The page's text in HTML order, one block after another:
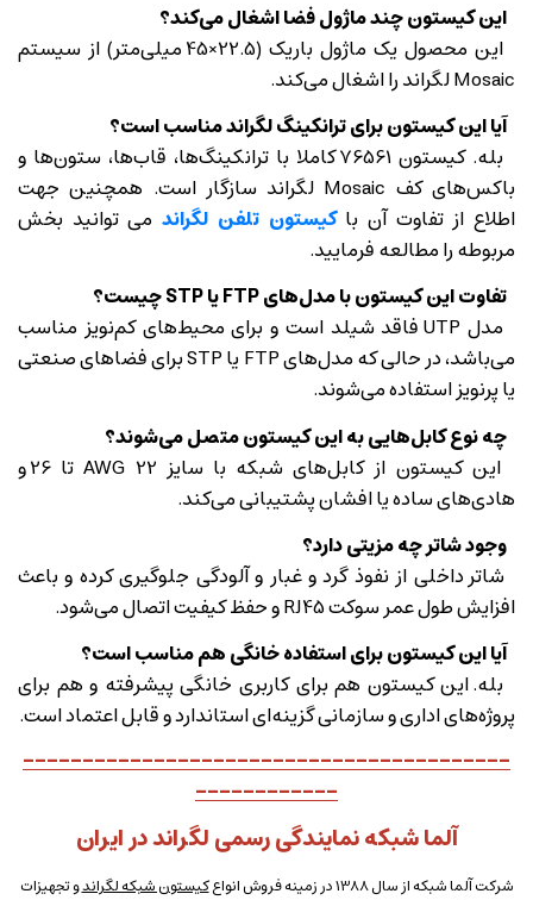
این کیستون چند ماژول فضا اشغال می‌کند؟
این محصول یک ماژول باریک (22.5×45 میلی‌متر) از سیستم
Mosaic لگراند را اشغال می‌کند.
آیا این کیستون برای ترانکینگ لگراند مناسب است؟
بله. کیستون 76561 کاملا با ترانکینگ‌ها، قاب‌ها، ستون‌ها و
باکس‌های کف Mosaic لگراند سازگار است. همچنین جهت
اطلاع از تفاوت آن باکیستون تلفن لگراندمی توانید بخش
مربوطه را مطالعه فرمایید.
تفاوت این کیستون با مدل‌های FTP یا STP چیست؟
مدل UTP فاقد شیلد است و برای محیط‌های کم‌نویز مناسب
می‌باشد، در حالی که مدل‌های FTP یا STP برای فضاهای صنعتی
یا پرنویز استفاده می‌شوند.
چه نوع کابل‌هایی به این کیستون متصل می‌شوند؟
این کیستون از کابل‌های شبکه با سایز AWG 22 تا 26 و
هادی‌های ساده یا افشان پشتیبانی می‌کند.
وجود شاتر چه مزیتی دارد؟
شاتر داخلی از نفوذ گرد و غبار و آلودگی جلوگیری کرده و باعث
افزایش طول عمر سوکت RJ45 و حفظ کیفیت اتصال می‌شود.
آیا این کیستون برای استفاده خانگی هم مناسب است؟
بله. این کیستون هم برای کاربری خانگی پیشرفته و هم برای
پروژه‌های اداری و سازمانی گزینه‌ای استاندارد و قابل اعتماد است.
-----------------------------------------
------------
آلما شبکه نمایندگی رسمی لگراند در ایران
شرکت آلما شبکه از سال 1388 در زمینه فروش انواع کیستون شبکه لگراندو تجهیزات